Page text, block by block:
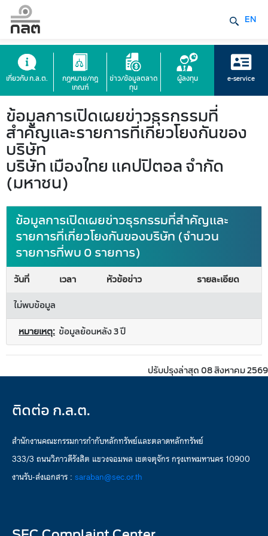
EN
เกี่ยวกับ ก.ล.ต.
กฎหมาย/กฎ
เกณฑ์
ข่าว/ข้อมูลตลาด
ทุน
ผู้ลงทุน e-service
ข้อมูลการเปิดเผยข่าวธุรกรรมที่
สำคัญและรายการที่เกี่ยวโยงกันของ
บริษัท
บริษัท เมืองไทย แคปปิตอล จำกัด
(มหาชน)
ข้อมูลการเปิดเผยข่าวธุรกรรมที่สำคัญและ
รายการที่เกี่ยวโยงกันของบริษัท (จำนวน
รายการที่พบ 0 รายการ)
วันที่ เวลา หัวข้อข่าว
รายละเอียด
ไม่พบข้อมูล
หมายเหตุ: ข้อมูลย้อนหลัง 3 ปี
ปรับปรุงล่าสุด 08 สิงหาคม 2569
ติดต่อ ก.ล.ต.
สำนักงานคณะกรรมการกำกับหลักทรัพย์และตลาดหลักทรัพย์
333/3 ถนนวิภาวดีรังสิต แขวงจอมพล เขตจตุจักร กรุงเทพมหานคร 10900
งานรับ-ส่งเอกสาร : saraban@sec.or.th